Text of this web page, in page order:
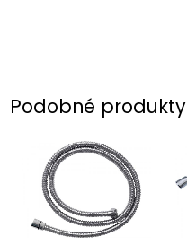
Podobné produkty